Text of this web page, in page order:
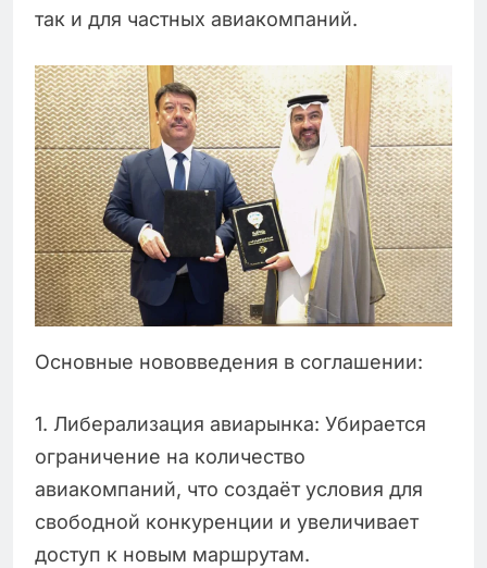
так и для частных авиакомпаний.
Основные нововведения в соглашении:
1. Либерализация авиарынка: Убирается
ограничение на количество
авиакомпаний, что создаёт условия для
свободной конкуренции и увеличивает
доступ к новым маршрутам.